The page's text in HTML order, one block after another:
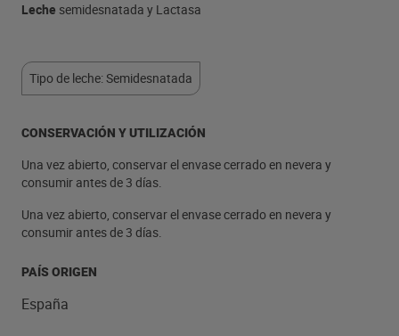
Leche semidesnatada y Lactasa
Tipo de leche: Semidesnatada
CONSERVACIÓN Y UTILIZACIÓN
Una vez abierto, conservar el envase cerrado en nevera y
consumir antes de 3 días.
Una vez abierto, conservar el envase cerrado en nevera y
consumir antes de 3 días.
PAÍS ORIGEN
España